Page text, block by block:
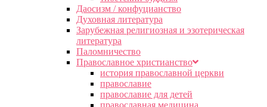
Даосизм / конфуцианство
Духовная литература
Зарубежная религиозная и эзотерическая
литература
Паломничество
Православное христианство
история православной церкви
православие
православие для детей
православная медицина